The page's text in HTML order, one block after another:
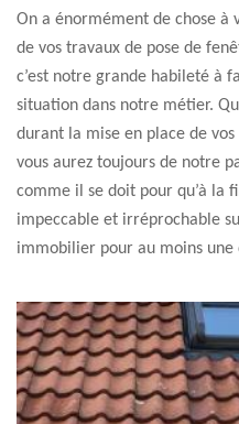
On a énormément de chose à
de vos travaux de pose de
c’est notre grande habileté à
situation dans notre métier.
durant la mise en place de
vous aurez toujours de notre
comme il se doit pour qu’à la
impeccable et irréprochable
immobilier pour au moins une